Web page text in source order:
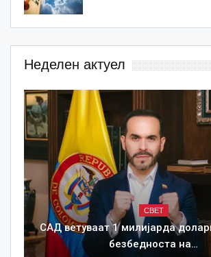
Неделен актуел
СВЕТ
САД ветуваат 1 милијарда
безбедноста на…